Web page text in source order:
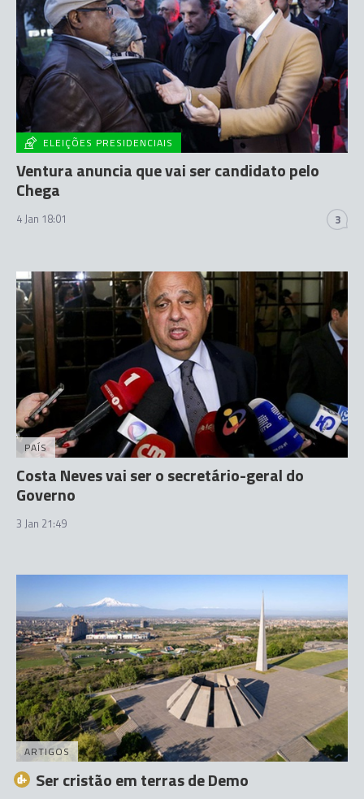
ELEIÇÕES PRESIDENCIAIS
Ventura anuncia que vai ser candidato pelo
Chega
4 Jan 18:01 3
PAÍS
Costa Neves vai ser o secretário-geral do
Governo
3 Jan 21:49
ARTIGOS
Ser cristão em terras de Demo